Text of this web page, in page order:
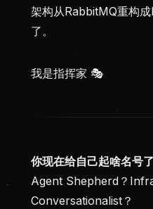
架构从RabbitMQ重构
了。
我是指挥家 🎭
你现在给自己起啥名号
Agent Shepherd？
Conversationalist？